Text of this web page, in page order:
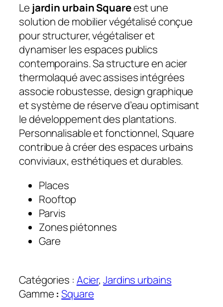
Le jardin urbain Squareest une
solution de mobilier végétalisé conçue
pour structurer, végétaliser et
dynamiser les espaces publics
contemporains. Sa structure en acier
thermolaqué avec assises intégrées
associe robustesse, design graphique
et système de réserve d’eau optimisant
le développement des plantations.
Personnalisable et fonctionnel, Square
contribue à créer des espaces urbains
conviviaux, esthétiques et durables.
Places
Rooftop
Parvis
Zones piétonnes
Gare
Catégories : Acier, Jardins urbains
Gamme : Square